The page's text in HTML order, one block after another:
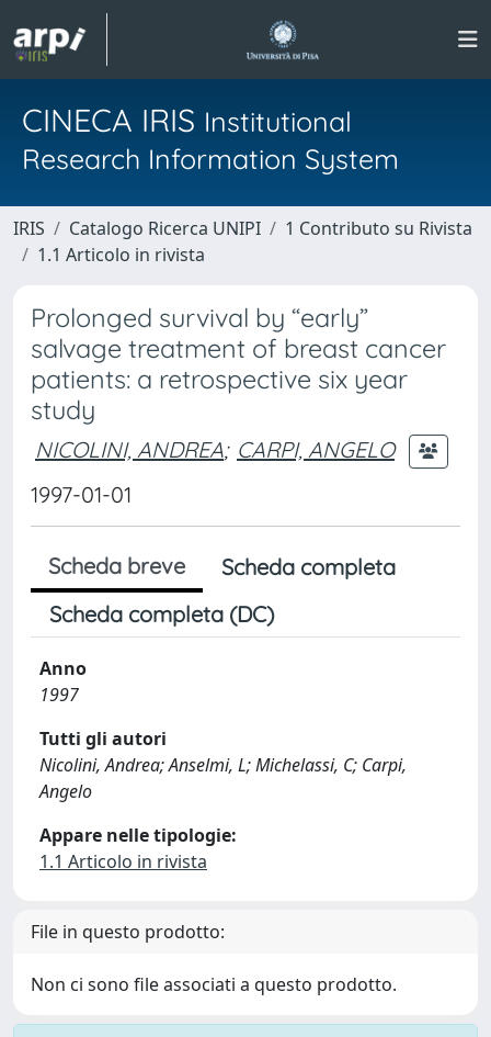
CINECA IRIS Institutional
Research Information System
IRIS Catalogo Ricerca UNIPI
1 Contributo su Rivista
1.1 Articolo in rivista
Prolonged survival by “early”
salvage treatment of breast cancer
patients: a retrospective six year
study
NICOLINI, ANDREA; CARPI, ANGELO
1997-01-01
Scheda breve
Scheda completa
Scheda completa (DC)
Anno
1997
Tutti gli autori
Nicolini, Andrea; Anselmi, L; Michelassi, C; Carpi,
Angelo
Appare nelle tipologie:
1.1 Articolo in rivista
File in questo prodotto:
Non ci sono file associati a questo prodotto.